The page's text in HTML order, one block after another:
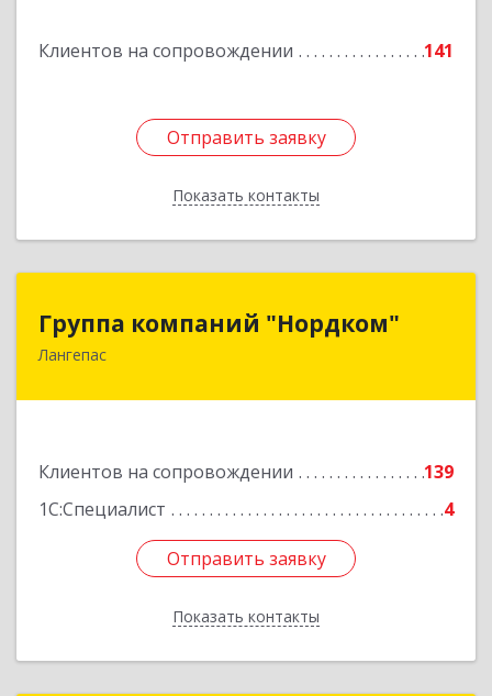
Клиентов на сопровождении 141
Отправить заявку
Показать контакты
Подробнее
Отправить заявку
Назад
Группа компаний "Нордком"
Лангепас
Клиентов на сопровождении
139
1С:Специалист
4
Отправить заявку
Показать контакты
Группа компаний "Нордком"
628672, Тюменская обл, Лангепас г., Солнечная
Отправить заявку
Назад